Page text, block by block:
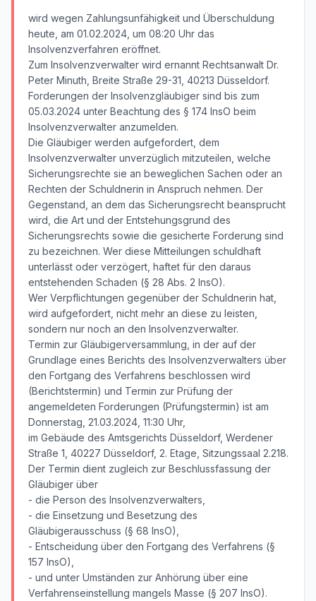
wird wegen Zahlungsunfähigkeit und Überschuldung
heute, am 01.02.2024, um 08:20 Uhr das
Insolvenzverfahren eröffnet.
Zum Insolvenzverwalter wird ernannt Rechtsanwalt Dr.
Peter Minuth, Breite Straße 29-31, 40213 Düsseldorf.
Forderungen der Insolvenzgläubiger sind bis zum
05.03.2024 unter Beachtung des § 174 InsO beim
Insolvenzverwalter anzumelden.
Die Gläubiger werden aufgefordert, dem
Insolvenzverwalter unverzüglich mitzuteilen, welche
Sicherungsrechte sie an beweglichen Sachen oder an
Rechten der Schuldnerin in Anspruch nehmen. Der
Gegenstand, an dem das Sicherungsrecht beansprucht
wird, die Art und der Entstehungsgrund des
Sicherungsrechts sowie die gesicherte Forderung sind
zu bezeichnen. Wer diese Mitteilungen schuldhaft
unterlässt oder verzögert, haftet für den daraus
entstehenden Schaden (§ 28 Abs. 2 InsO).
Wer Verpflichtungen gegenüber der Schuldnerin hat,
wird aufgefordert, nicht mehr an diese zu leisten,
sondern nur noch an den Insolvenzverwalter.
Termin zur Gläubigerversammlung, in der auf der
Grundlage eines Berichts des Insolvenzverwalters über
den Fortgang des Verfahrens beschlossen wird
(Berichtstermin) und Termin zur Prüfung der
angemeldeten Forderungen (Prüfungstermin) ist am
Donnerstag, 21.03.2024, 11:30 Uhr,
im Gebäude des Amtsgerichts Düsseldorf, Werdener
Straße 1, 40227 Düsseldorf, 2. Etage, Sitzungssaal 2.218.
Der Termin dient zugleich zur Beschlussfassung der
Gläubiger über
- die Person des Insolvenzverwalters,
- die Einsetzung und Besetzung des
Gläubigerausschuss (§ 68 InsO),
- Entscheidung über den Fortgang des Verfahrens (§
157 InsO),
- und unter Umständen zur Anhörung über eine
Verfahrenseinstellung mangels Masse (§ 207 InsO).